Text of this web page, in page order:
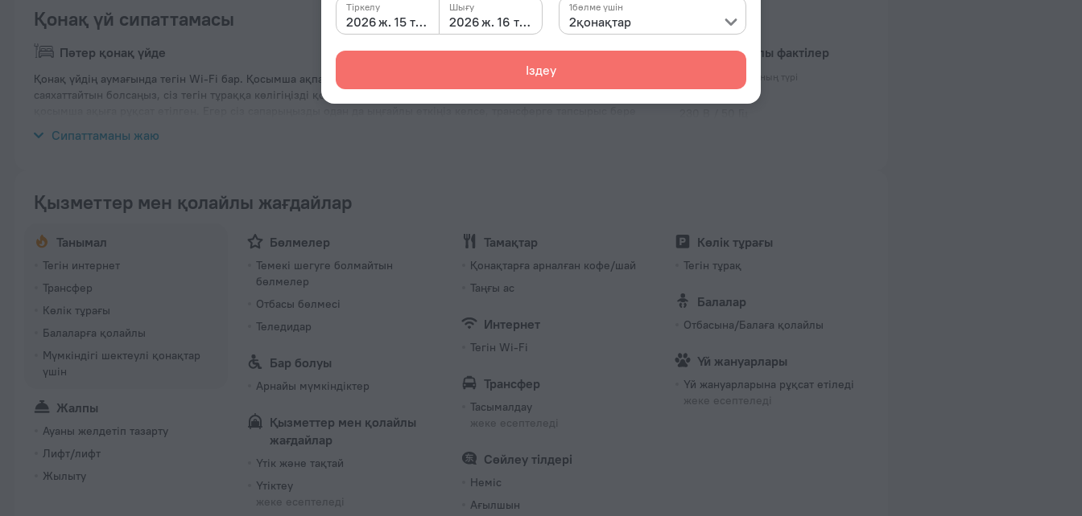
2026 ж. 15 там.
Тіркелу
2026 ж. 16 там.
Шығу
2қонақтар
1бөлме үшін
Іздеу
Қонақ үй сипаттамасы
Пәтер қонақ үйде
Қонақ үйдің аумағында тегін Wi-Fi бар. Қосымша ақпаратты кіруге тіркелу кезінде сұраңыз. Егер сіз көлікпен
саяхаттайтын болсаңыз, сіз тегін тұраққа көлігіңізді қоя аласыз. Мұнда үй жануарларын әкелуге болады. Олар
Сипаттаманы жаю
қонақүй туралы фактілер
Электр розеткасының түрі
Қызметтер мен қолайлы жағдайлар
Танымал
Тегін интернет
Трансфер
Көлік тұрағы
Балаларға қолайлы
Мүмкіндігі шектеулі қонақтар
үшін
Жалпы
Ауаны желдетіп тазарту
Лифт/лифт
Жылыту
Бөлмелер
Темекі шегуге болмайтын
бөлмелер
Отбасы бөлмесі
Теледидар
Бар болуы
Арнайы мүмкіндіктер
Қызметтер мен қолайлы
жағдайлар
Үтік және тақтай
Үтіктеу
жеке есептеледі
Тамақтар
Қонақтарға арналған кофе/шай
Таңғы ас
Интернет
Тегін Wi-Fi
Трансфер
Тасымалдау
жеке есептеледі
Сөйлеу тілдері
Неміс
Ағылшын
Көлік тұрағы
Тегін тұрақ
Балалар
Отбасына/Балаға қолайлы
Үй жануарлары
Үй жануарларына рұқсат етіледі
жеке есептеледі